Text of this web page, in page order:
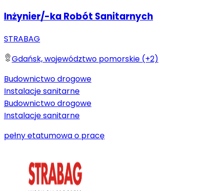
Inżynier/-ka Robót Sanitarnych
STRABAG
Gdańsk, województwo pomorskie (+2)
Budownictwo drogowe
Instalacje sanitarne
Budownictwo drogowe
Instalacje sanitarne
pełny etatumowa o pracę